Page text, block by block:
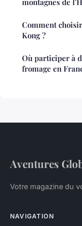
Comment
Kong ?
Où participer à
fromage en
Aventures
Votre magazine du
NAVIGATION